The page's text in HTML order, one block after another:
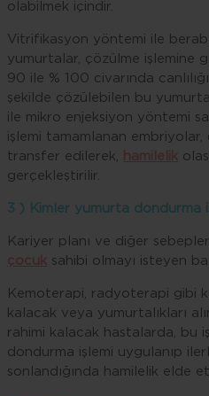
olabilmek içindir.
Vitrifikasyon yöntemi ile
yumurtalar, çözülme işlemine
90 ile % 100 civarında
şekilde çözülebilen bu
ile mikro enjeksiyon yöntemi
işlemi tamamlanan embriyolar,
transfer edilerek,
gerçekleştirilir.
3 ) Kimler yumurta dondurma
Kariyer planı ve diğer
sahibi olmayı isteyen
Kemoterapi, radyoterapi gibi
kalacak veya yumurtalıkları
rahimi kalacak hastalarda, bu
dondurma işlemi uygulanıp
sonlandığında hamilelik elde